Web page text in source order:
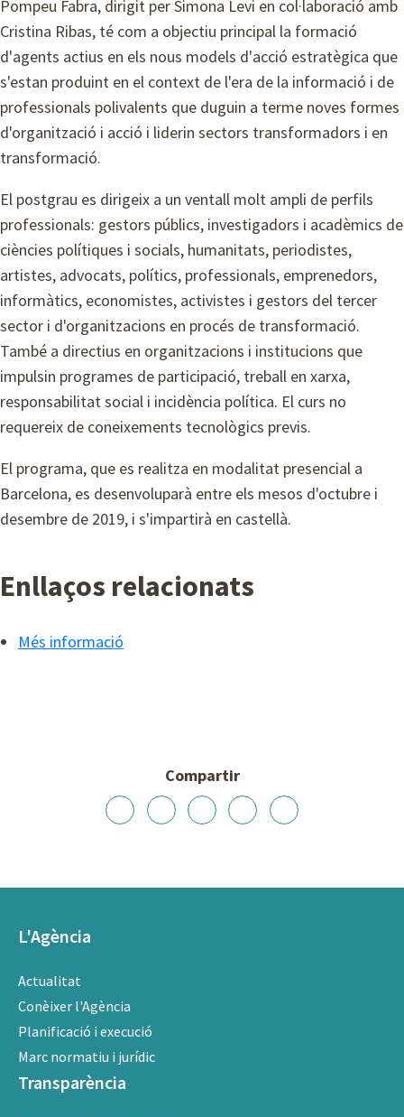
Pompeu Fabra, dirigit per Simona Levi en col·laboració amb
Cristina Ribas, té com a objectiu principal la formació
d'agents actius en els nous models d'acció estratègica que
s'estan produint en el context de l'era de la informació i de
professionals polivalents que duguin a terme noves formes
d'organització i acció i liderin sectors transformadors i en
transformació.
El postgrau es dirigeix a un ventall molt ampli de perfils
professionals: gestors públics, investigadors i acadèmics de
ciències polítiques i socials, humanitats, periodistes,
artistes, advocats, polítics, professionals, emprenedors,
informàtics, economistes, activistes i gestors del tercer
sector i d'organitzacions en procés de transformació.
També a directius en organitzacions i institucions que
impulsin programes de participació, treball en xarxa,
responsabilitat social i incidència política. El curs no
requereix de coneixements tecnològics previs.
El programa, que es realitza en modalitat presencial a
Barcelona, es desenvoluparà entre els mesos d'octubre i
desembre de 2019, i s'impartirà en castellà.
Enllaços relacionats
Més informació
Compartir
L'Agència
Actualitat
Conèixer l'Agència
Planificació i execució
Marc normatiu i jurídic
Transparència